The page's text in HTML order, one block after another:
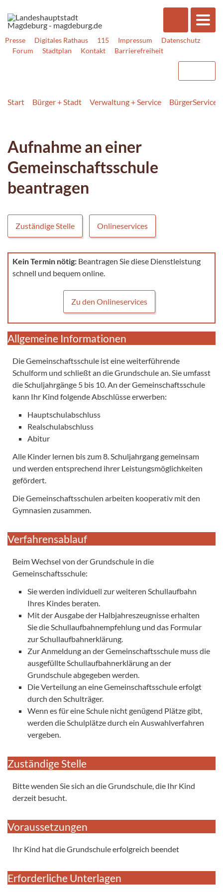
Presse Digitales Rathaus 115 Impressum
Datenschutz
Forum
Stadtplan Kontakt Barrierefreiheit
Start Bürger + Stadt Verwaltung + Service BürgerService
Aufnahme an einer
Gemeinschaftsschule
beantragen
Zuständige Stelle Onlineservices
Kein Termin nötig: Beantragen Sie diese Dienstleistung
schnell und bequem online.
Zu den Onlineservices
Allgemeine Informationen
Die Gemeinschaftsschule ist eine weiterführende
Schulform und schließt an die Grundschule an. Sie umfasst
die Schuljahrgänge 5 bis 10. An der Gemeinschaftsschule
kann Ihr Kind folgende Abschlüsse erwerben:
Hauptschulabschluss
Realschulabschluss
Abitur
Alle Kinder lernen bis zum 8. Schuljahrgang gemeinsam
und werden entsprechend ihrer Leistungsmöglichkeiten
gefördert.
Die Gemeinschaftsschulen arbeiten kooperativ mit den
Gymnasien zusammen.
Verfahrensablauf
Beim Wechsel von der Grundschule in die
Gemeinschaftsschule:
Sie werden individuell zur weiteren Schullaufbahn
Ihres Kindes beraten.
Mit der Ausgabe der Halbjahreszeugnisse erhalten
Sie die Schullaufbahnempfehlung und das Formular
zur Schullaufbahnerklärung.
Zur Anmeldung an der Gemeinschaftsschule muss die
ausgefüllte Schullaufbahnerklärung an der
Grundschule abgegeben werden.
Die Verteilung an eine Gemeinschaftsschule erfolgt
durch den Schulträger.
Wenn es für eine Schule nicht genügend Plätze gibt,
werden die Schulplätze durch ein Auswahlverfahren
vergeben.
Zuständige Stelle
Bitte wenden Sie sich an die Grundschule, die Ihr Kind
derzeit besucht.
Voraussetzungen
Ihr Kind hat die Grundschule erfolgreich beendet
Erforderliche Unterlagen